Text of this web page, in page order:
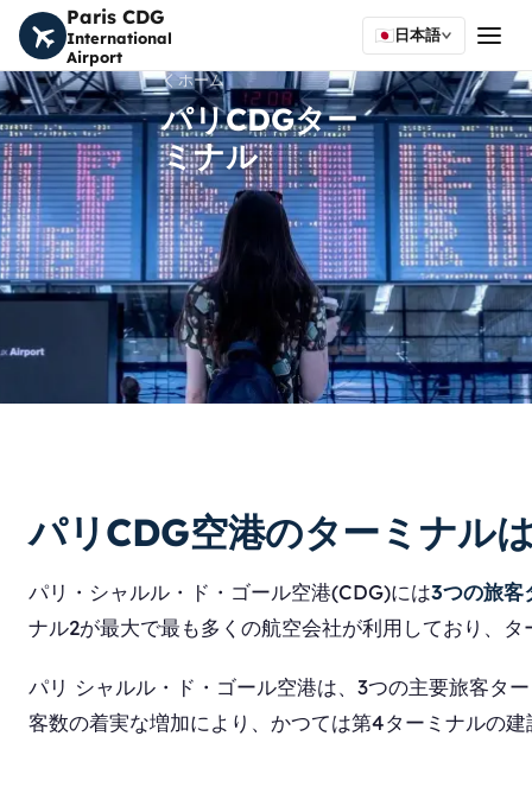
Paris CDG
International
Airport
日本語
ホーム
パリCDGター
ミナル
パリCDG空港のターミナル
パリ・シャルル・ド・ゴール空港(CDG)には3つの旅客
ナル2が最大で最も多くの航空会社が利用しており、
パリ シャルル・ド・ゴール空港は、3つの主要旅客タ
客数の着実な増加により、かつては第4ターミナルの